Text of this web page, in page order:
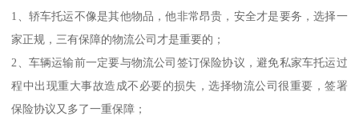
1、轿车托运不像是其他物品，他非常昂贵，安全才是要务，选择一
家正规，三有保障的物流公司才是重要的；
2、车辆运输前一定要与物流公司签订保险协议，避免私家车托运过
程中出现重大事故造成不必要的损失，选择物流公司很重要，签署
保险协议又多了一重保障；